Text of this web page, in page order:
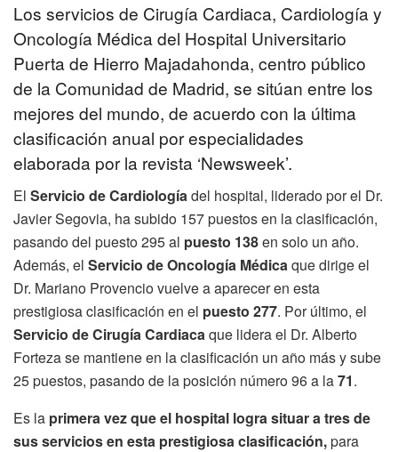
Los servicios de Cirugía Cardiaca, Cardiología y
Oncología Médica del Hospital Universitario
Puerta de Hierro Majadahonda, centro público
de la Comunidad de Madrid, se sitúan entre los
mejores del mundo, de acuerdo con la última
clasificación anual por especialidades
elaborada por la revista ‘Newsweek’.
El Servicio de Cardiologíadel hospital, liderado por el Dr.
Javier Segovia, ha subido 157 puestos en la clasificación,
pasando del puesto 295 al puesto 138en solo un año.
Además, el Servicio de Oncología Médicaque dirige el
Dr. Mariano Provencio vuelve a aparecer en esta
prestigiosa clasificación en el puesto 277. Por último, el
Servicio de Cirugía Cardiacaque lidera el Dr. Alberto
Forteza se mantiene en la clasificación un año más y sube
25 puestos, pasando de la posición número 96 a la71.
Es la primera vez que el hospital logra situar a tres de
sus servicios en esta prestigiosa clasificación,para